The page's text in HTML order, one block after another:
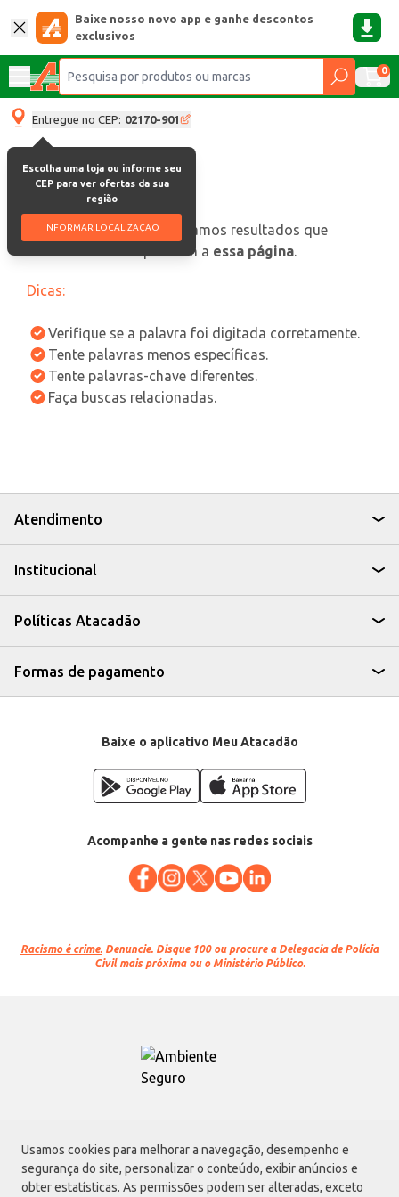
Usamos cookies para melhorar a navegação, desempenho e
segurança do site, personalizar o conteúdo, exibir anúncios e
obter estatísticas. As permissões podem ser alteradas, exceto
Baixe nosso novo app e ganhe descontos
exclusivos
0
Entregue no CEP: 02170-901
Escolha uma loja ou informe seu
CEP para ver ofertas da sua
região
INFORMAR LOCALIZAÇÃO
oops, não encontramos resultados que
correspondam a essa página.
Dicas:
Verifique se a palavra foi digitada corretamente.
Tente palavras menos específicas.
Tente palavras-chave diferentes.
Faça buscas relacionadas.
Atendimento
Institucional
Políticas Atacadão
Formas de pagamento
Baixe o aplicativo Meu Atacadão
Acompanhe a gente nas redes sociais
Racismo é crime. Denuncie. Disque 100 ou procure a Delegacia de Polícia
Civil mais próxima ou o Ministério Público.
Atacadão S.A.
Avenida Morvan Dias de Figueiredo, 6169, Vila Maria, São Paulo - SP | CEP
02170-901 | CNPJ: 75.315.333/0001-09